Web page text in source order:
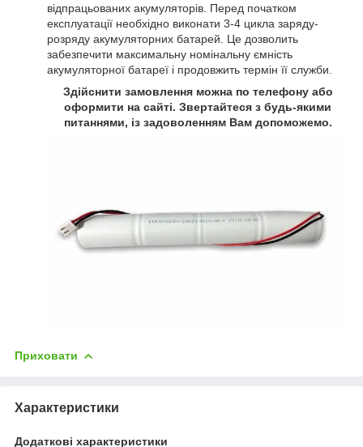
відпрацьованих акумуляторів. Перед початком
експлуатації необхідно виконати 3-4 цикла заряду-
розряду акумуляторних батарей. Це дозволить
забезпечити максимальну номінальну ємність
акумуляторної батареї і продовжить термін її служби.
Здійснити замовлення можна по телефону або
оформити на сайті. Звертайтеся з будь-якими
питаннями, із задоволенням Вам допоможемо.
Приховати
Характеристики
Додаткові характеристики